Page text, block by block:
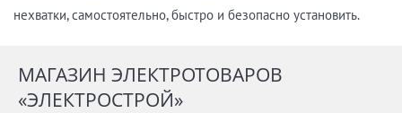
нехватки, самостоятельно, быстро и безопасно установить.
МАГАЗИН ЭЛЕКТРОТОВАРОВ
«ЭЛЕКТРОСТРОЙ»